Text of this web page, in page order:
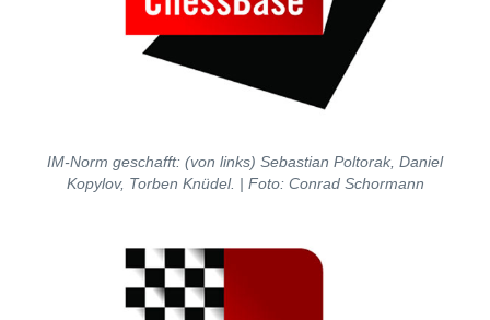
IM-Norm geschafft: (von links) Sebastian Poltorak, Daniel
Kopylov, Torben Knüdel. | Foto: Conrad Schormann